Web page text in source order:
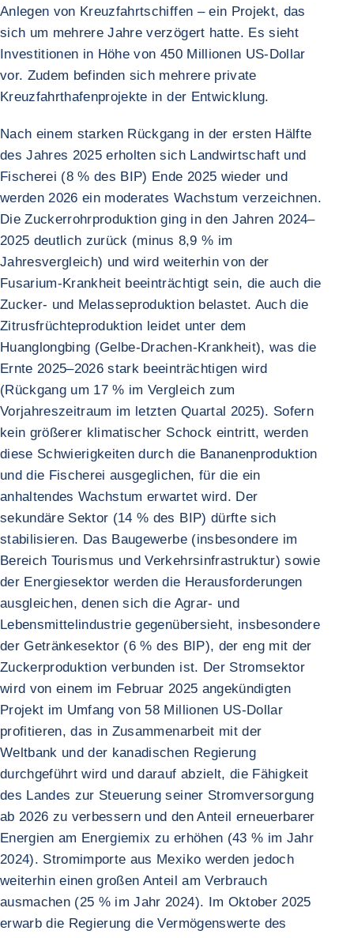
Anlegen von Kreuzfahrtschiffen – ein Projekt, das
sich um mehrere Jahre verzögert hatte. Es sieht
Investitionen in Höhe von 450 Millionen US-Dollar
vor. Zudem befinden sich mehrere private
Kreuzfahrthafenprojekte in der Entwicklung.
Nach einem starken Rückgang in der ersten Hälfte
des Jahres 2025 erholten sich Landwirtschaft und
Fischerei (8 % des BIP) Ende 2025 wieder und
werden 2026 ein moderates Wachstum verzeichnen.
Die Zuckerrohrproduktion ging in den Jahren 2024–
2025 deutlich zurück (minus 8,9 % im
Jahresvergleich) und wird weiterhin von der
Fusarium-Krankheit beeinträchtigt sein, die auch die
Zucker- und Melasseproduktion belastet. Auch die
Zitrusfrüchteproduktion leidet unter dem
Huanglongbing (Gelbe-Drachen-Krankheit), was die
Ernte 2025–2026 stark beeinträchtigen wird
(Rückgang um 17 % im Vergleich zum
Vorjahreszeitraum im letzten Quartal 2025). Sofern
kein größerer klimatischer Schock eintritt, werden
diese Schwierigkeiten durch die Bananenproduktion
und die Fischerei ausgeglichen, für die ein
anhaltendes Wachstum erwartet wird. Der
sekundäre Sektor (14 % des BIP) dürfte sich
stabilisieren. Das Baugewerbe (insbesondere im
Bereich Tourismus und Verkehrsinfrastruktur) sowie
der Energiesektor werden die Herausforderungen
ausgleichen, denen sich die Agrar- und
Lebensmittelindustrie gegenübersieht, insbesondere
der Getränkesektor (6 % des BIP), der eng mit der
Zuckerproduktion verbunden ist. Der Stromsektor
wird von einem im Februar 2025 angekündigten
Projekt im Umfang von 58 Millionen US-Dollar
profitieren, das in Zusammenarbeit mit der
Weltbank und der kanadischen Regierung
durchgeführt wird und darauf abzielt, die Fähigkeit
des Landes zur Steuerung seiner Stromversorgung
ab 2026 zu verbessern und den Anteil erneuerbarer
Energien am Energiemix zu erhöhen (43 % im Jahr
2024). Stromimporte aus Mexiko werden jedoch
weiterhin einen großen Anteil am Verbrauch
ausmachen (25 % im Jahr 2024). Im Oktober 2025
erwarb die Regierung die Vermögenswerte des